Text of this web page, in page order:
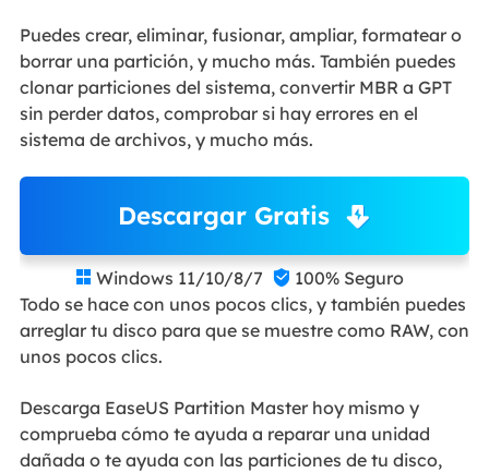
Puedes crear, eliminar, fusionar, ampliar, formatear o
borrar una partición, y mucho más. También puedes
clonar particiones del sistema, convertir MBR a GPT
sin perder datos, comprobar si hay errores en el
sistema de archivos, y mucho más.
Descargar Gratis
 Windows 11/10/8/7  100% Seguro
Todo se hace con unos pocos clics, y también puedes
arreglar tu disco para que se muestre como RAW, con
unos pocos clics.
Descarga EaseUS Partition Master hoy mismo y
comprueba cómo te ayuda a reparar una unidad
dañada o te ayuda con las particiones de tu disco,